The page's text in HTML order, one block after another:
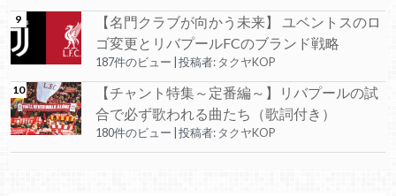
【名門クラブが向かう未来】 ユベントスのロ
ゴ変更とリバプールFCのブランド戦略
187件のビュー 投稿者: タクヤKOP
【チャント特集～定番編～】リバプールの試
合で必ず歌われる曲たち（歌詞付き）
180件のビュー 投稿者: タクヤKOP